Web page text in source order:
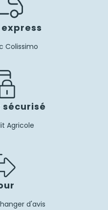
Colissimo
Agricole
d'avis